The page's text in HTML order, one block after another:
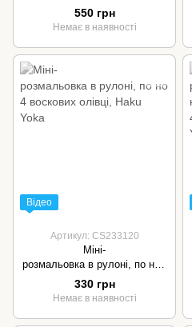
воскових міні-олівців, Haku
Yoka
550 грн
Немає в наявності
Відео
Артикул: CS233120
Міні-
розмальовка в рулоні, по ном
ерам "Морське життя", 2 метр
и, 4 воскових олівці, Haku
330 грн
Немає в наявності